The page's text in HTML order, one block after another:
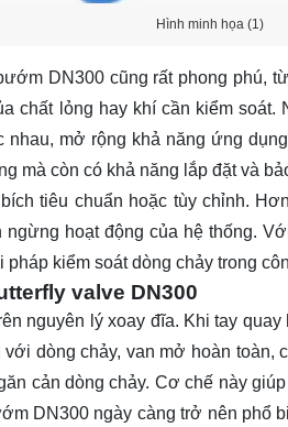
Hình minh họa (1)
DN300 cũng rất phong phú,
chất lỏng hay khí cần kiểm
mở rộng khả năng ứng
mà còn có khả năng lắp đặt và
tiêu chuẩn hoặc tùy chỉnh.
hoạt động của hệ thống.
kiểm soát dòng chảy trong
valve DN300
nguyên lý xoay đĩa. Khi tay
dòng chảy, van mở hoàn
cản dòng chảy. Cơ chế này
DN300 ngày càng trở nên phổ